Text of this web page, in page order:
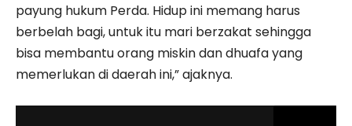
payung hukum Perda. Hidup ini memang harus
berbelah bagi, untuk itu mari berzakat sehingga
bisa membantu orang miskin dan dhuafa yang
memerlukan di daerah ini,” ajaknya.